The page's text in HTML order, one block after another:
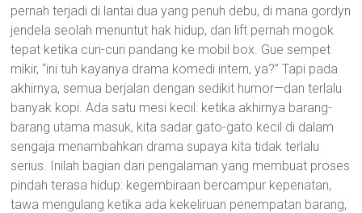
pernah terjadi di lantai dua yang penuh debu, di mana gordyn
jendela seolah menuntut hak hidup, dan lift pernah mogok
tepat ketika curi-curi pandang ke mobil box. Gue sempet
mikir, “ini tuh kayanya drama komedi intern, ya?” Tapi pada
akhirnya, semua berjalan dengan sedikit humor—dan terlalu
banyak kopi. Ada satu mesi kecil: ketika akhirnya barang-
barang utama masuk, kita sadar gato-gato kecil di dalam
sengaja menambahkan drama supaya kita tidak terlalu
serius. Inilah bagian dari pengalaman yang membuat proses
pindah terasa hidup: kegembiraan bercampur kepenatan,
tawa mengulang ketika ada kekeliruan penempatan barang,